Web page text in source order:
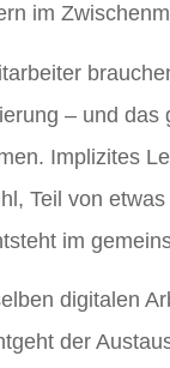
im
– und das
Implizites
Teil von
im
digitalen
der